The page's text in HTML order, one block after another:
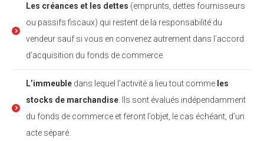
Les créances et les dettes (emprunts, dettes fournisseurs
ou passifs fiscaux) qui restent de la responsabilité du
vendeur sauf si vous en convenez autrement dans l’accord
d’acquisition du fonds de commerce.
L’immeuble dans lequel l’activité a lieu tout comme les
stocks de marchandise . Ils sont évalués indépendamment
du fonds de commerce et feront l’objet, le cas échéant, d’un
acte séparé.